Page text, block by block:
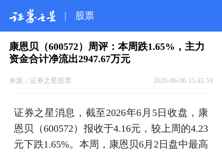
| 股票
康恩贝（600572）周评：本周跌1.65%，主力
资金合计净流出2947.67万元
来源： 证券之星股票 2026-06-06 15:45:59
证券之星消息，截至2026年6月5日收盘，康
恩贝（600572）报收于4.16元，较上周的4.23
元下跌1.65%。本周，康恩贝6月2日盘中最高